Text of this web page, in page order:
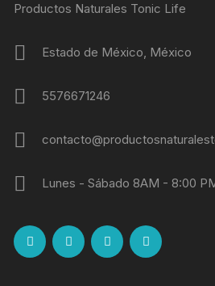
Productos Naturales Tonic Life
Estado de México, México
5576671246
Lunes - Sábado 8AM - 8:00